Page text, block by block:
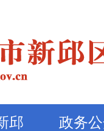
邱 政务